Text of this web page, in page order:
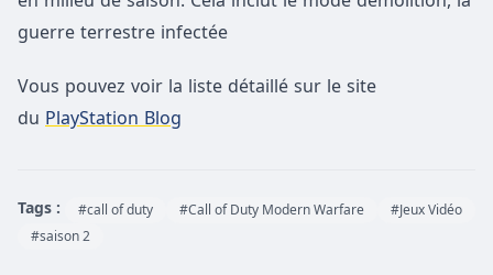
guerre terrestre infectée
Vous pouvez voir la liste détaillé sur le site
du PlayStation Blog
Tags : #call of duty #Call of Duty Modern Warfare
#Jeux Vidéo
#saison 2